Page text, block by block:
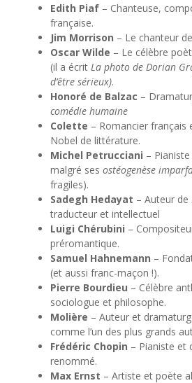
Edith Piaf – Chanteuse,
française.
Jim Morrison – Le chanteur
Oscar Wilde – Le célèbre
(il a écrit La photo de Dorian
d’être sérieux).
Honoré de Balzac –
comédie humaine
Colette – Romancier français
Nobel de littérature.
Michel Petrucciani –
malgré ses ostéogenèse
fragiles).
Sadegh Hedayat – Auteur de
traducteur et intellectuel
Luigi Chérubini –
préromantique.
Samuel Hahnemann –
(et aussi franc-maçon !).
Pierre Bourdieu – Célèbre
sociologue et philosophe.
Molière – Auteur et
comme l’un des plus grands
Frédéric Chopin – Pianiste et
renommé.
Max Ernst – Artiste et poète